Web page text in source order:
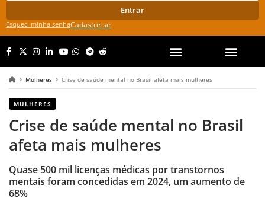
Entrar
Esqueci minha senhaCadastre-se
Mulheres Crise de saúde mental no Brasil afeta mais mulheres
MULHERES
Crise de saúde mental no Brasil
afeta mais mulheres
Quase 500 mil licenças médicas por transtornos
mentais foram concedidas em 2024, um aumento de
68%